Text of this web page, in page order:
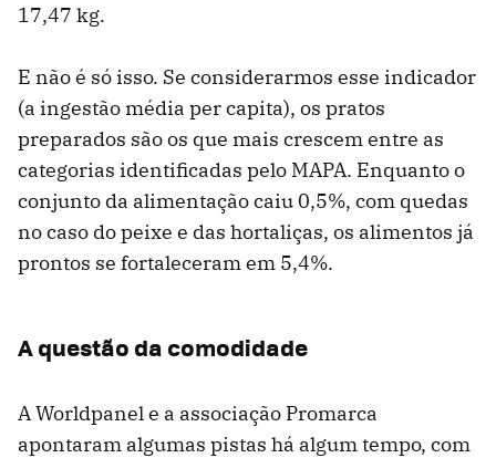
17,47 kg.
E não é só isso. Se considerarmos esse indicador
(a ingestão média per capita), os pratos
preparados são os que mais crescem entre as
categorias identificadas pelo MAPA. Enquanto o
conjunto da alimentação caiu 0,5%, com quedas
no caso do peixe e das hortaliças, os alimentos já
prontos se fortaleceram em 5,4%.
A questão da comodidade
A Worldpanel e a associação Promarca
apontaram algumas pistas há algum tempo, com